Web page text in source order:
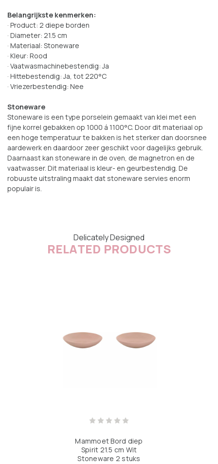
Belangrijkste kenmerken:
· Product: 2 diepe borden
· Diameter: 21.5 cm
· Materiaal: Stoneware
· Kleur: Rood
· Vaatwasmachinebestendig: Ja
· Hittebestendig: Ja, tot 220°C
· Vriezerbestendig: Nee
Stoneware
Stoneware is een type porselein gemaakt van klei met een
fijne korrel gebakken op 1000 á 1100°C. Door dit materiaal op
een hoge temperatuur te bakken is het sterker dan doorsnee
aardewerk en daardoor zeer geschikt voor dagelijks gebruik.
Daarnaast kan stoneware in de oven, de magnetron en de
vaatwasser. Dit materiaal is kleur- en geurbestendig. De
robuuste uitstraling maakt dat stoneware servies enorm
populair is.
Delicately Designed
RELATED PRODUCTS
Mammoet Bord diep
Spirit 21.5 cm Wit
Stoneware 2 stuks